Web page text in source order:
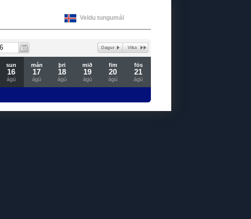
Veldu tungumál
sun
16
ágú
mán
17
ágú
þri
18
ágú
mið
19
ágú
fim
20
ágú
fös
21
ágú